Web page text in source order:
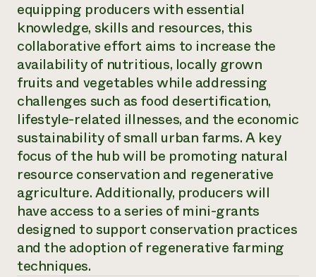
Buscar prácticas
Contratar a un becario
un
Llame a la
directa de
1-800-346-
equipping producers with essential
knowledge, skills and resources, this
collaborative effort aims to increase the
availability of nutritious, locally grown
fruits and vegetables while addressing
challenges such as food desertification,
lifestyle-related illnesses, and the economic
sustainability of small urban farms. A key
focus of the hub will be promoting natural
resource conservation and regenerative
agriculture. Additionally, producers will
have access to a series of mini-grants
designed to support conservation practices
and the adoption of regenerative farming
techniques.